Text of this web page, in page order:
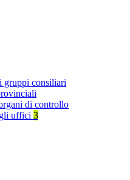
gruppi consiliari
di controllo
uffici 3